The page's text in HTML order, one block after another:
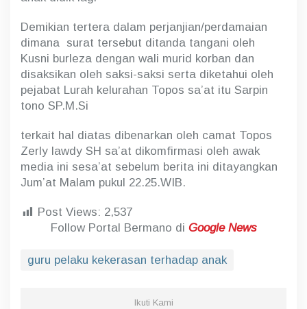
Demikian tertera dalam perjanjian/perdamaian
dimana surat tersebut ditanda tangani oleh
Kusni burleza dengan wali murid korban dan
disaksikan oleh saksi-saksi serta diketahui oleh
pejabat Lurah kelurahan Topos sa’at itu Sarpin
tono SP.M.Si
terkait hal diatas dibenarkan oleh camat Topos
Zerly lawdy SH sa’at dikomfirmasi oleh awak
media ini sesa’at sebelum berita ini ditayangkan
Jum’at Malam pukul 22.25.WIB.
Post Views: 2,537
Follow Portal Bermano di Google News
guru pelaku kekerasan terhadap anak
Ikuti Kami